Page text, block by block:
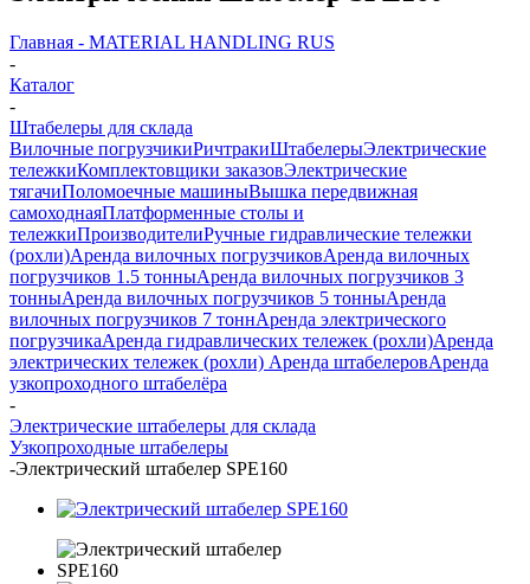
Главная - MATERIAL HANDLING RUS
-
Каталог
-
Штабелеры для склада
Вилочные погрузчикиРичтракиШтабелерыЭлектрические
тележкиКомплектовщики заказовЭлектрические
тягачиПоломоечные машиныВышка передвижная
самоходнаяПлатформенные столы и
тележкиПроизводителиРучные гидравлические тележки
(рохли)Аренда вилочных погрузчиковАренда вилочных
погрузчиков 1.5 тонныАренда вилочных погрузчиков 3
тонныАренда вилочных погрузчиков 5 тонныАренда
вилочных погрузчиков 7 тоннАренда электрического
погрузчикаАренда гидравлических тележек (рохли)Аренда
электрических тележек (рохли) Аренда штабелеровАренда
узкопроходного штабелёра
-
Электрические штабелеры для склада
Узкопроходные штабелеры
-Электрический штабелер SPE160